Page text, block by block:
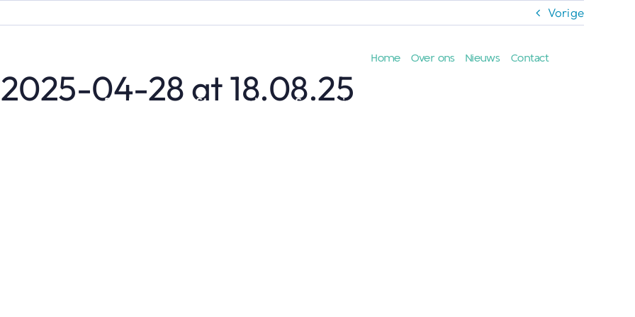
Home Over ons Nieuws Contact
Deelnemen Standhouder Sponsoring
Vorige
04-28 at 18.08.25